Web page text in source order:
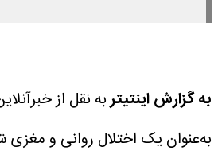
به گزارش اینتیتربه نقل از
به‌عنوان یک اختلال روانی و مغزی